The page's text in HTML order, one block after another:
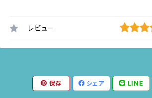
レビュー
保存 シェア LINE